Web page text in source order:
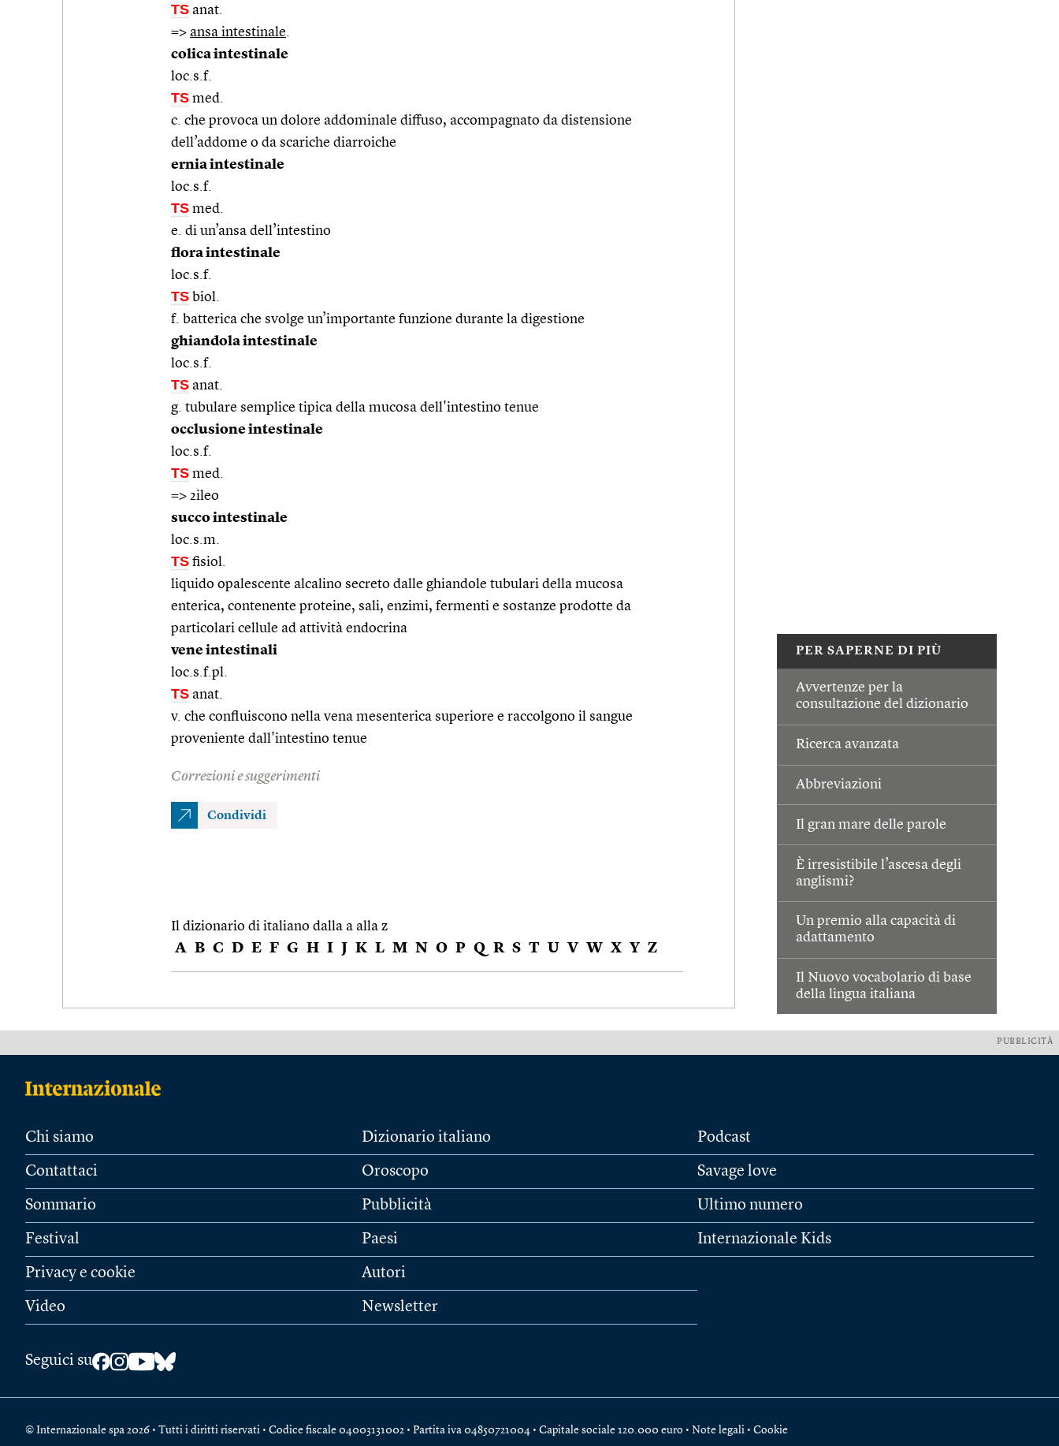
PER SAPERNE DI PIÙ
Avvertenze per la
consultazione del dizionario
Ricerca avanzata
Abbreviazioni
Il gran mare delle parole
È irresistibile l’ascesa degli
anglismi?
Un premio alla capacità di
adattamento
Il Nuovo vocabolario di base
della lingua italiana
TS anat.
=> ansa intestinale.
colica intestinale
loc.s.f.
TS med.
c. che provoca un dolore addominale diffuso, accompagnato da distensione
dell’addome o da scariche diarroiche
ernia intestinale
loc.s.f.
TS med.
e. di un’ansa dell’intestino
flora intestinale
loc.s.f.
TS biol.
f. batterica che svolge un’importante funzione durante la digestione
ghiandola intestinale
loc.s.f.
TS anat.
g. tubulare semplice tipica della mucosa dell'intestino tenue
occlusione intestinale
loc.s.f.
TS med.
=> 2ileo
succo intestinale
loc.s.m.
TS fisiol.
liquido opalescente alcalino secreto dalle ghiandole tubulari della mucosa
enterica, contenente proteine, sali, enzimi, fermenti e sostanze prodotte da
particolari cellule ad attività endocrina
vene intestinali
loc.s.f.pl.
TS anat.
v. che confluiscono nella vena mesenterica superiore e raccolgono il sangue
proveniente dall'intestino tenue
Correzioni e suggerimenti
Condividi
Il dizionario di italiano dalla a alla z
A B C D E F G H I J K L M N O P Q R S T U V W X Y Z
PUBBLICITÀ
Chi siamo
Contattaci
Sommario
Festival
Privacy e cookie
Video
Dizionario italiano
Oroscopo
Pubblicità
Paesi
Autori
Newsletter
Podcast
Savage love
Ultimo numero
Internazionale Kids
Seguici su
© Internazionale spa 2026 • Tutti i diritti riservati • Codice fiscale 04003131002 • Partita iva 04850721004 • Capitale sociale 120.000 euro • Note legali • Cookie